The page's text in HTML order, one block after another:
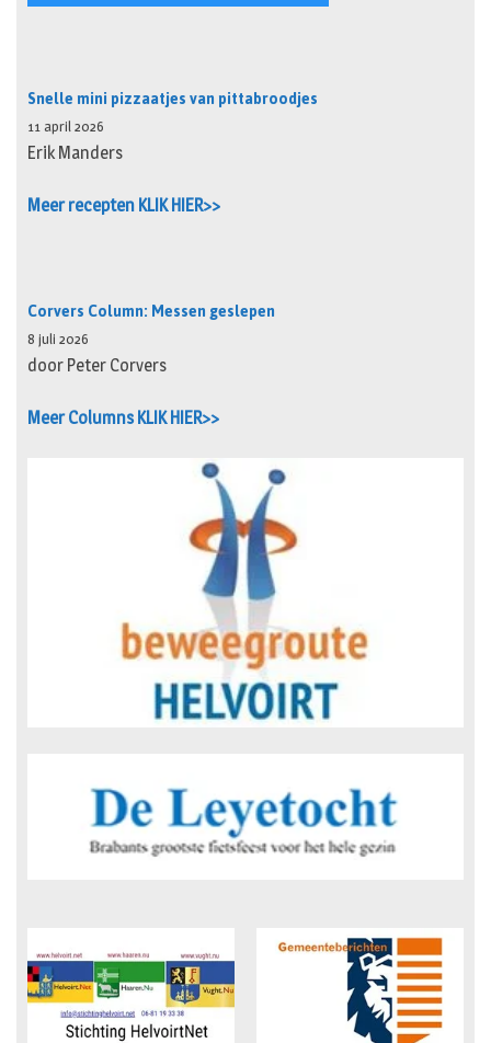
Snelle mini pizzaatjes van pittabroodjes
11 april 2026
Erik Manders
Meer recepten KLIK HIER>>
Corvers Column: Messen geslepen
8 juli 2026
door Peter Corvers
Meer Columns KLIK HIER>>